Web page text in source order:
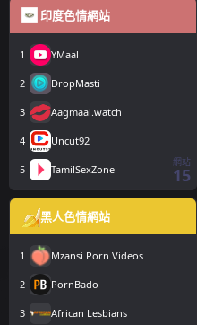
印度色情網站
1 YMaal
2 DropMasti
3 Aagmaal.watch
4 Uncut92
5 TamilSexZone
網站
15
黑人色情網站
1 Mzansi Porn Videos
2 PornBado
3 African Lesbians